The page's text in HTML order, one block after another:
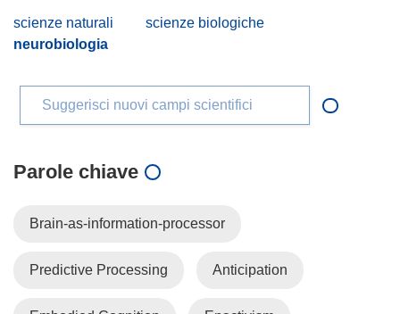
scienze naturali
scienze biologiche
neurobiologia
Suggerisci nuovi campi scientifici
Parole chiave
Brain-as-information-processor
Predictive Processing Anticipation